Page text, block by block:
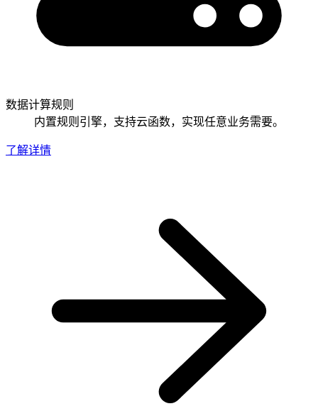
数据计算规则
内置规则引擎，支持云函数，实现任意业务需要。
了解详情